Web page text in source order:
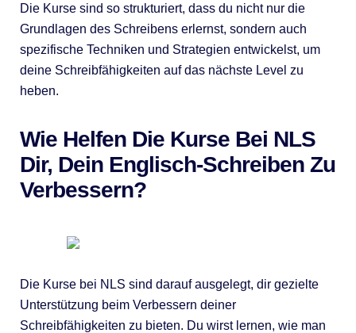
Die Kurse sind so strukturiert, dass du nicht nur die
Grundlagen des Schreibens erlernst, sondern auch
spezifische Techniken und Strategien entwickelst, um
deine Schreibfähigkeiten auf das nächste Level zu
heben.
Wie Helfen Die Kurse Bei NLS
Dir, Dein Englisch-Schreiben Zu
Verbessern?
Die Kurse bei NLS sind darauf ausgelegt, dir gezielte
Unterstützung beim Verbessern deiner
Schreibfähigkeiten zu bieten. Du wirst lernen, wie man